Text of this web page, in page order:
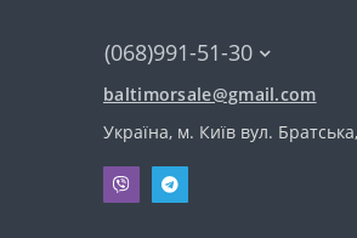
(068)991-51-30
baltimorsale@gmail.com
Україна, м. Київ вул.